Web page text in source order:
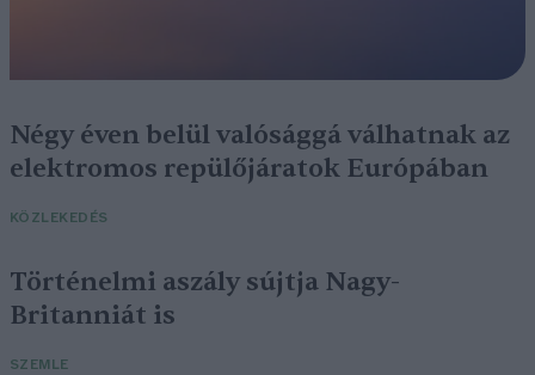
Négy éven belül valósággá válhatnak az
elektromos repülőjáratok Európában
KÖZLEKEDÉS
Történelmi aszály sújtja Nagy-
Britanniát is
SZEMLE